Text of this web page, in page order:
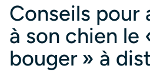
Conseils pour
à son chien le
bouger » à